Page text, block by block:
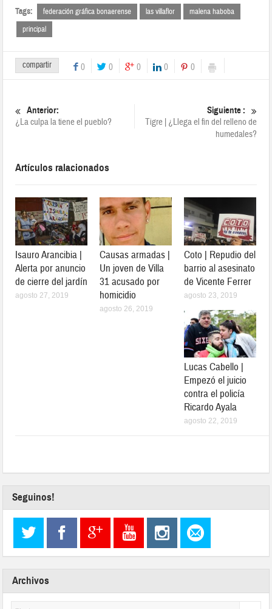
Tags: federación gráfica bonaerense las villaflor
malena haboba
principal
compartir 0 0 0 0 0
Anterior:
¿La culpa la tiene el pueblo?
Siguiente :
Tigre | ¿Llega el fin del relleno de
humedales?
Artículos ralacionados
Isauro Arancibia |
Alerta por anuncio
de cierre del jardín
agosto 27, 2019
Causas armadas |
Un joven de Villa
31 acusado por
homicidio
agosto 26, 2019
Coto | Repudio del
barrio al asesinato
de Vicente Ferrer
agosto 23, 2019
Lucas Cabello |
Empezó el juicio
contra el policía
Ricardo Ayala
agosto 22, 2019
Seguinos!
Archivos